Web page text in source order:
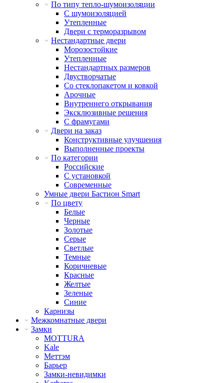
По типу тепло-шумоизоляции
С шумоизоляцией
Утепленные
Двери с терморазрывом
Нестандартные двери
Морозостойкие
Утепленные
Нестандартных размеров
Двустворчатые
Со стеклопакетом и ковкой
Арочные
Внутреннего открывания
Эксклюзивные решения
С фрамугами
Двери на заказ
Конструктивные улучшения
Выполненные проекты
По категории
Российские
С установкой
Современные
Умные двери Бастион Smart
По цвету
Белые
Черные
Золотые
Серые
Светлые
Темные
Коричневые
Красные
Желтые
Зеленые
Синие
Карнизы
Межкомнатные двери
Замки
MOTTURA
Kale
Меттэм
Барьер
Замки-невидимки